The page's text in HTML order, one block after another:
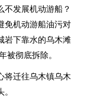
不发展机动游船？
免机动游船油污对
岩下靠水的乌木滩
被彻底拆除。
将迁往乌木镇乌木